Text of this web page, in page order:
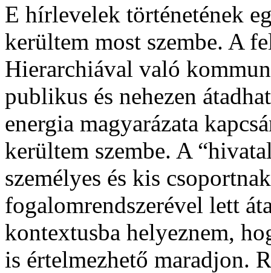
E hírlevelek történetének
kerültem most szembe. A
Hierarchiával való
publikus és nehezen
energia magyarázata
kerültem szembe. A
személyes és kis
fogalomrendszerével lett
kontextusba helyeznem,
is értelmezhető maradjon.